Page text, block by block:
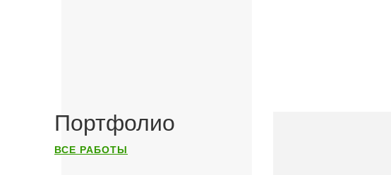
Портфолио
ВСЕ РАБОТЫ